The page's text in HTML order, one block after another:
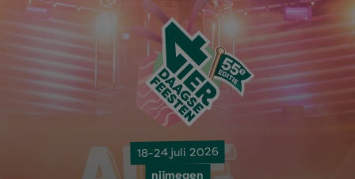
18-24 juli 2026
nijmegen